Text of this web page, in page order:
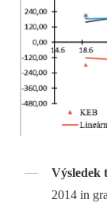
Výsledek
2014 in